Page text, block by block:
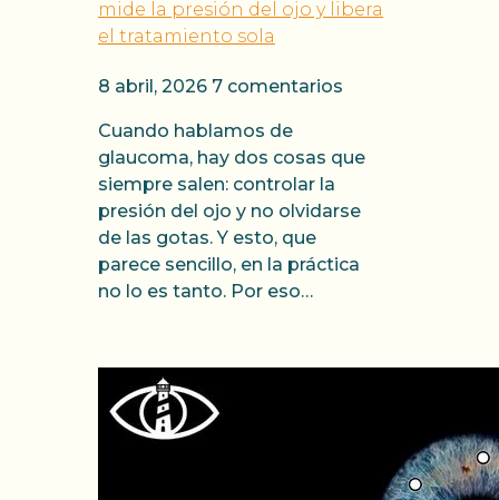
mide la presión del ojo y libera
el tratamiento sola
8 abril, 2026 7 comentarios
Cuando hablamos de
glaucoma, hay dos cosas que
siempre salen: controlar la
presión del ojo y no olvidarse
de las gotas. Y esto, que
parece sencillo, en la práctica
no lo es tanto. Por eso…